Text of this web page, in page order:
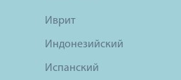
Иврит
Индонезийский
Испанский